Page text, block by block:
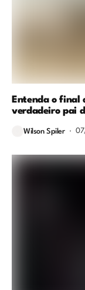
Entenda o final
verdadeiro pai
Wilson Spiler